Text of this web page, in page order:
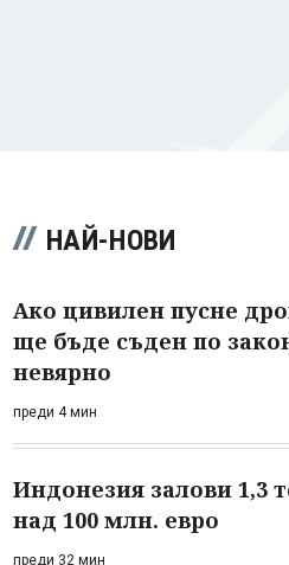
НАЙ-НОВИ
Ако цивилен пусне
ще бъде съден по
невярно
преди 4 мин
Индонезия залови 1,3
над 100 млн. евро
преди 32 мин